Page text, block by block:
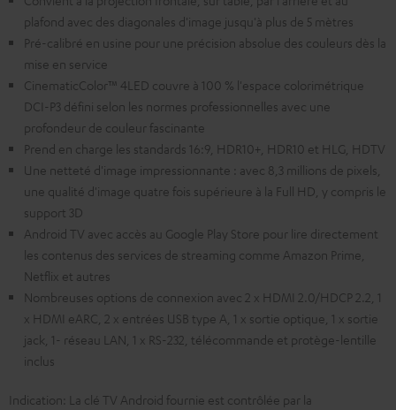
plafond avec des diagonales d'image jusqu'à plus de 5 mètres
Pré-calibré en usine pour une précision absolue des couleurs dès la
mise en service
CinematicColor™ 4LED couvre à 100 % l'espace colorimétrique
DCI-P3 défini selon les normes professionnelles avec une
profondeur de couleur fascinante
Prend en charge les standards 16:9, HDR10+, HDR10 et HLG, HDTV
Une netteté d'image impressionnante : avec 8,3 millions de pixels,
une qualité d'image quatre fois supérieure à la Full HD, y compris le
support 3D
Android TV avec accès au Google Play Store pour lire directement
les contenus des services de streaming comme Amazon Prime,
Netflix et autres
Nombreuses options de connexion avec 2 x HDMI 2.0/HDCP 2.2, 1
x HDMI eARC, 2 x entrées USB type A, 1 x sortie optique, 1 x sortie
jack, 1- réseau LAN, 1 x RS-232, télécommande et protège-lentille
inclus
Indication: La clé TV Android fournie est contrôlée par la